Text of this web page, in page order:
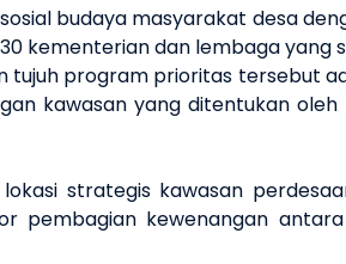
budaya masyarakat desa
kementeriandan lembaga yang
tujuhprogram prioritas tersebut
kawasan yang ditentukan
strategis kawasan
pembagian kewenangan